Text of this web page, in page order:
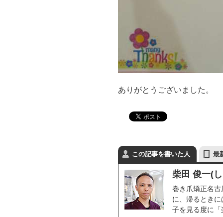
ありがとうございました。
この記事を書いた人 最
柴田 俊一(
巻き爪矯正名
に、帰るとき
子を見る度に